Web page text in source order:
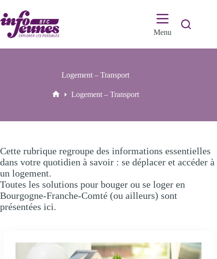
au
contenu
Menu
Logement – Transport
Logement – Transport
Cette rubrique regroupe des informations essentielles
dans votre quotidien à savoir : se déplacer et accéder à
un logement.
Toutes les solutions pour bouger ou se loger en
Bourgogne-Franche-Comté (ou ailleurs) sont
présentées ici.